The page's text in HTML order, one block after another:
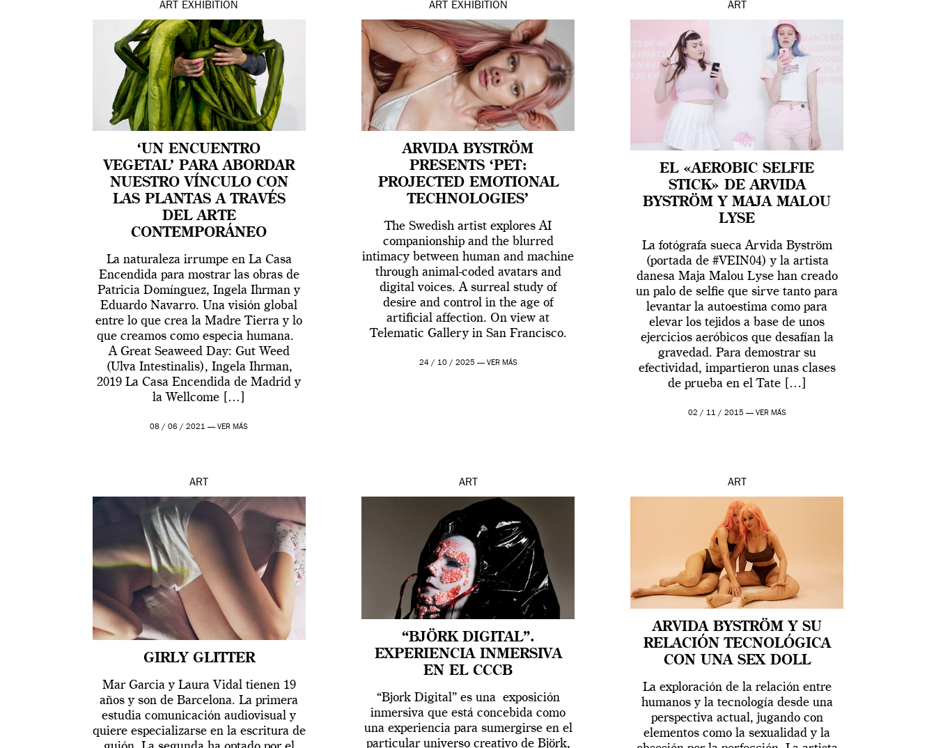
ART EXHIBITION
‘UN ENCUENTRO
VEGETAL’ PARA ABORDAR
NUESTRO VÍNCULO CON
LAS PLANTAS A TRAVÉS
DEL ARTE
CONTEMPORÁNEO
La naturaleza irrumpe en La Casa
Encendida para mostrar las obras de
Patricia Domínguez, Ingela Ihrman y
Eduardo Navarro. Una visión global
entre lo que crea la Madre Tierra y lo
que creamos como especia humana.
A Great Seaweed Day: Gut Weed
(Ulva Intestinalis), Ingela Ihrman,
2019 La Casa Encendida de Madrid y
la Wellcome […]
08 / 06 / 2021 —VER MÁS
ART EXHIBITION
ARVIDA BYSTRÖM
PRESENTS ‘PET:
PROJECTED EMOTIONAL
TECHNOLOGIES’
The Swedish artist explores AI
companionship and the blurred
intimacy between human and machine
through animal-coded avatars and
digital voices. A surreal study of
desire and control in the age of
artificial affection. On view at
Telematic Gallery in San Francisco.
24 / 10 / 2025 — VER MÁS
ART
EL «AEROBIC SELFIE
STICK» DE ARVIDA
BYSTRÖM Y MAJA MALOU
LYSE
La fotógrafa sueca Arvida Byström
(portada de #VEIN04) y la artista
danesa Maja Malou Lyse han creado
un palo de selfie que sirve tanto para
levantar la autoestima como para
elevar los tejidos a base de unos
ejercicios aeróbicos que desafían la
gravedad. Para demostrar su
efectividad, impartieron unas clases
de prueba en el Tate […]
02 / 11 / 2015 — VER MÁS
ART
GIRLY GLITTER
Mar Garcia y Laura Vidal tienen 19
años y son de Barcelona. La primera
estudia comunicación audiovisual y
quiere especializarse en la escritura de
ART
“BJÖRK DIGITAL”.
EXPERIENCIA INMERSIVA
EN EL CCCB
“Bjork Digital” es una exposición
inmersiva que está concebida como
una experiencia para sumergirse en el
particular universo creativo de Björk,
ART
ARVIDA BYSTRÖM Y SU
RELACIÓN TECNOLÓGICA
CON UNA SEX DOLL
La exploración de la relación entre
humanos y la tecnología desde una
perspectiva actual, jugando con
elementos como la sexualidad y la